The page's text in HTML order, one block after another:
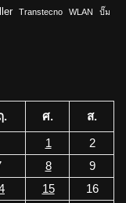
Transtecno WLAN ปั๊ม
. ศ.
ส.
1
2
8
9
15
16